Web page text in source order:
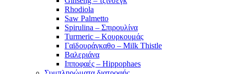
Rhodiola
Saw Palmetto
Spirulina – Σπιρουλίνα
Turmeric – Κουρκουμάς
Γαϊδουράγκαθο – Milk Thistle
Βαλεριάνα
Ιπποφαές – Hippophaes